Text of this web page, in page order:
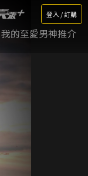
登入 / 訂購
我的至愛男神推介